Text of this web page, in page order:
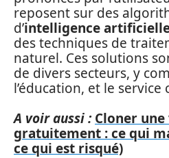
reposent sur des
d’intelligence
des techniques de
naturel. Ces solutions
de divers secteurs, y
l’éducation, et le service
A voir aussi : Cloner
gratuitement : ce qui
ce qui est risqué)